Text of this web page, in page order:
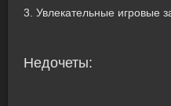
3. Увлекательные игровые
Недочеты: